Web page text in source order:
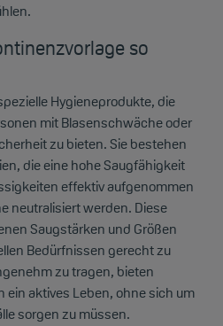
so
Hygieneprodukte, die
mit Blasenschwäche oder
zu bieten. Sie bestehen
die eine hohe Saugfähigkeit
effektiv aufgenommen
neutralisiert werden. Diese
Saugstärken und Größen
Bedürfnissen gerecht zu
zu tragen, bieten
ein aktives Leben, ohne sich um
sorgen zu müssen.